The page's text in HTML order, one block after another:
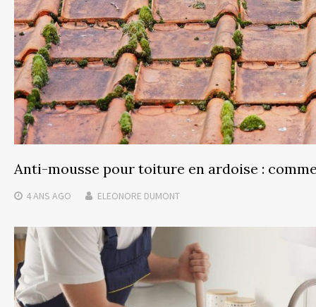
Anti-mousse pour toiture en ardoise :
4 ANS AGO ELEONORE DUMONT